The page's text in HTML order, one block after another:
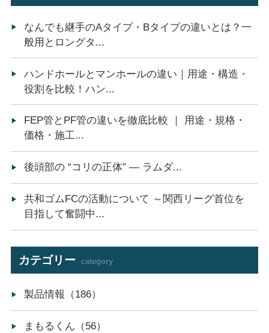
なんでも継手のAタイプ・Bタイプの違いとは？一
般用とロングタ...
ハンドホールとマンホールの違い｜用途・構造・
役割を比較！ハン...
FEP管とPF管の違いを徹底比較 ｜ 用途・規格・
価格・施工...
後頭部の “コリの正体” ― ラムダ...
共和ゴムFCの活動について ～関西リーグ首位を
目指して奮闘中...
カテゴリー category
製品情報（186）
まもるくん（56）